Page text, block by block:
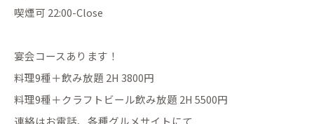
喫煙可 22:00-Close
宴会コースあります！
料理9種＋飲み放題 2H 3800円
料理9種＋クラフトビール飲み放題 2H 5500円
連絡はお電話、各種グルメサイトにて